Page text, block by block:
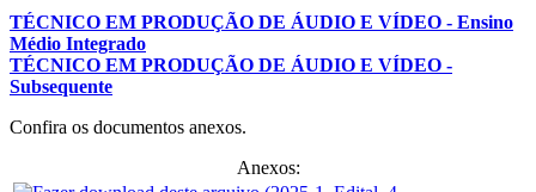
TÉCNICO EM PRODUÇÃO DE ÁUDIO E VÍDEO - Ensino
Médio Integrado
TÉCNICO EM PRODUÇÃO DE ÁUDIO E VÍDEO -
Subsequente
Confira os documentos anexos.
Anexos: